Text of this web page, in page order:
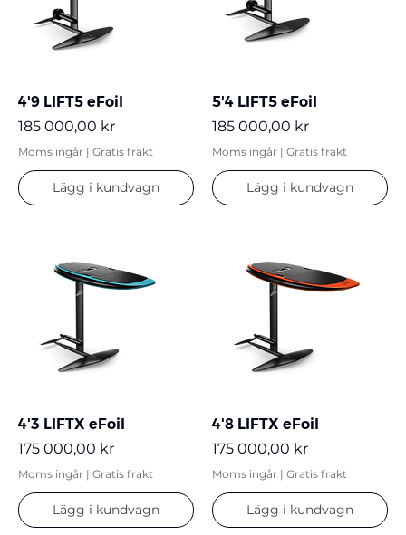
4'9 LIFT5 eFoil
Pris
185 000,00 kr
Moms ingår | Gratis frakt
Lägg i kundvagn
5'4 LIFT5 eFoil
Pris
185 000,00 kr
Moms ingår | Gratis frakt
Lägg i kundvagn
4'3 LIFTX eFoil
Pris
175 000,00 kr
Moms ingår | Gratis frakt
Lägg i kundvagn
4'8 LIFTX eFoil
Pris
175 000,00 kr
Moms ingår | Gratis frakt
Lägg i kundvagn